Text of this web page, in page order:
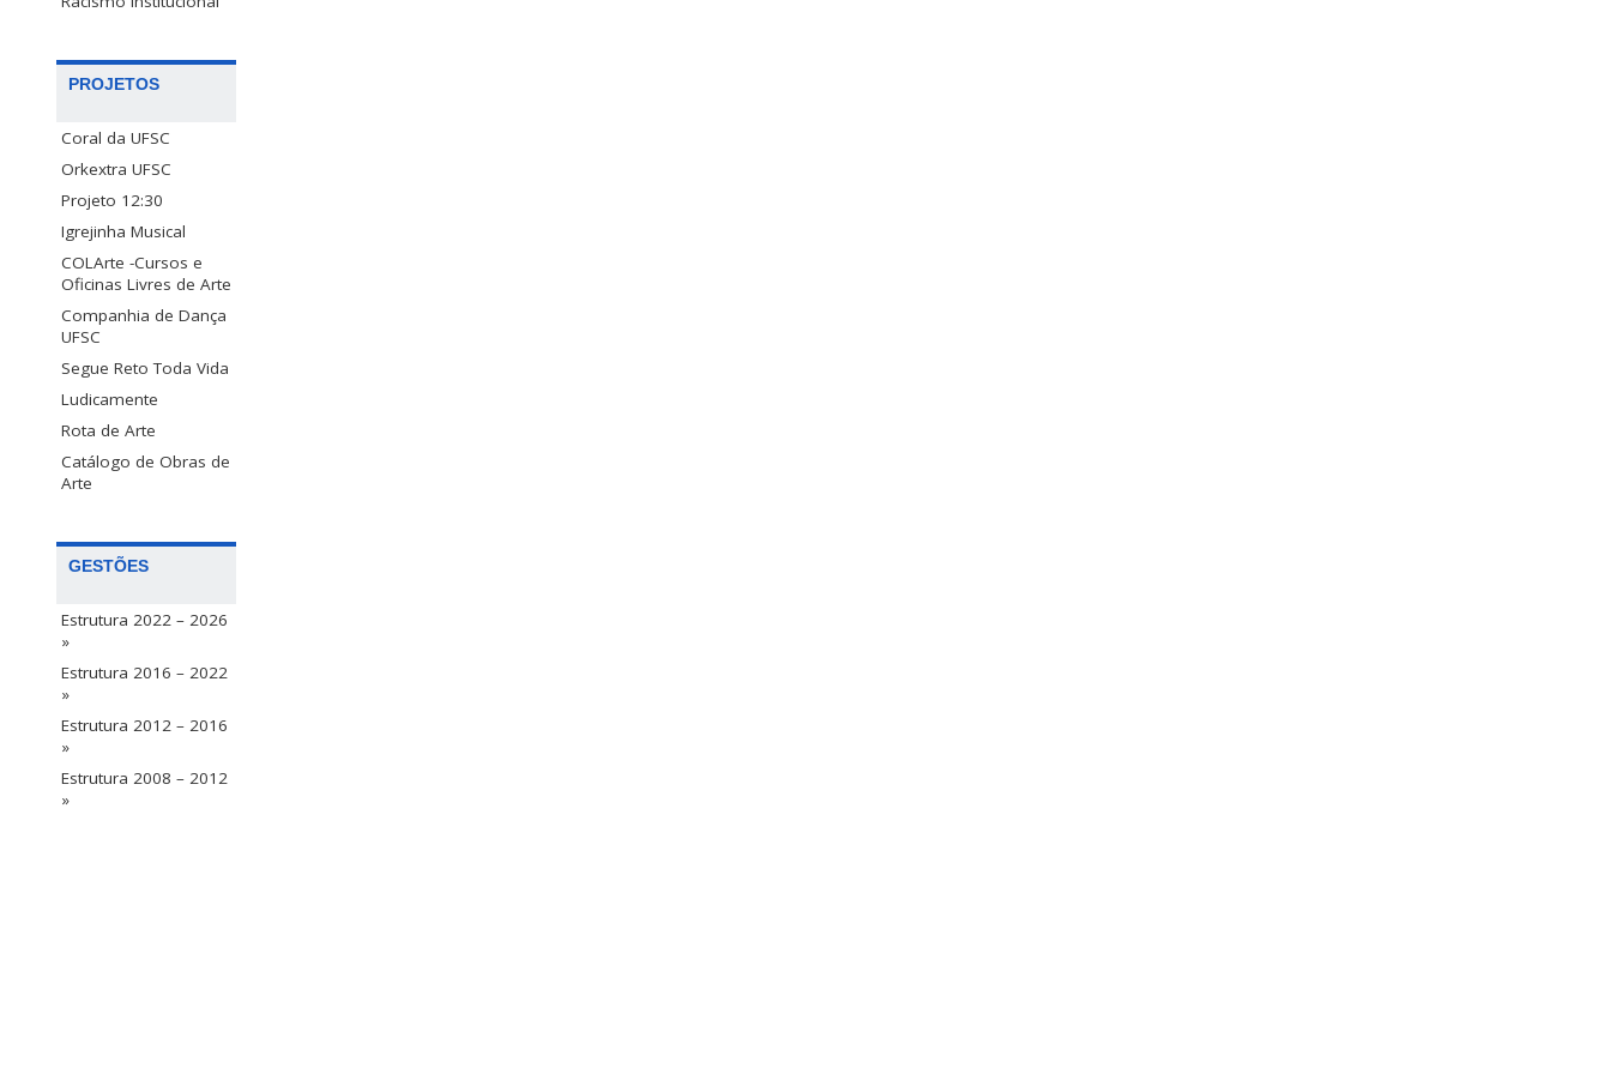
PROJETOS
Coral da UFSC
Orkextra UFSC
Projeto 12:30
Igrejinha Musical
COLArte -Cursos e
Oficinas Livres de Arte
Companhia de Dança
UFSC
Segue Reto Toda Vida
Ludicamente
Rota de Arte
Catálogo de Obras de
Arte
GESTÕES
Estrutura 2022 – 2026
»
Estrutura 2016 – 2022
»
Estrutura 2012 – 2016
»
Estrutura 2008 – 2012
»